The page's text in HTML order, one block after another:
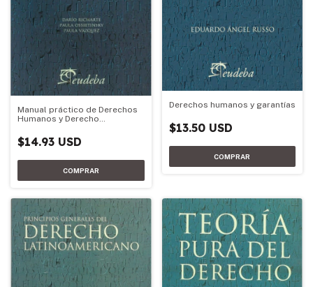
Manual práctico de Derechos
Humanos y Derecho
$14.93 USD
Derechos humanos y garantías
$13.50 USD